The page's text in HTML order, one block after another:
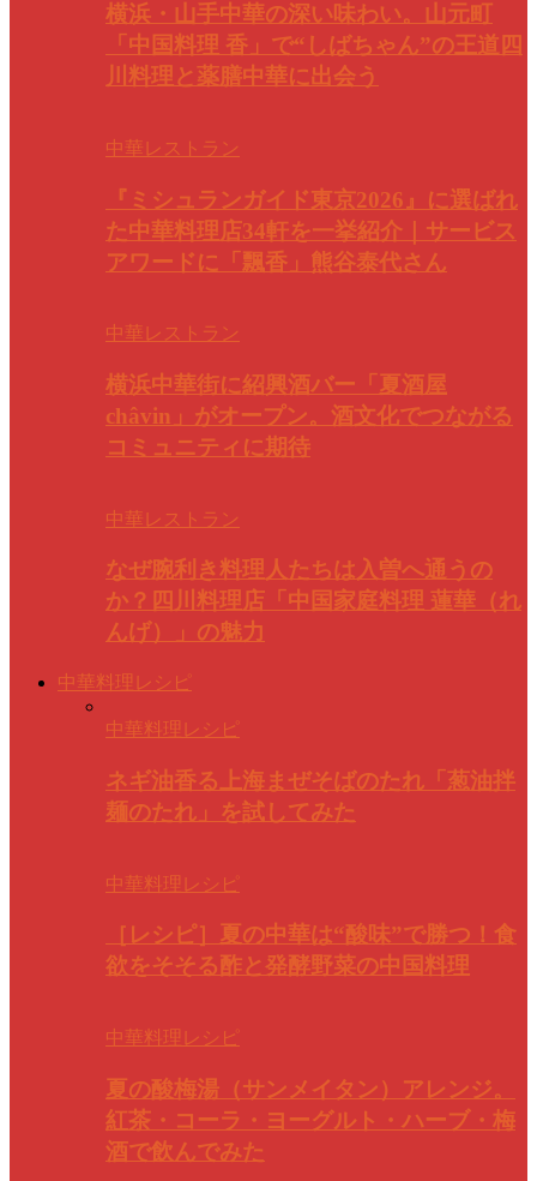
横浜・山手中華の深い味わい。山元町
「中国料理 香」で“しばちゃん”の王道四
川料理と薬膳中華に出会う
中華レストラン
『ミシュランガイド東京2026』に選ばれ
た中華料理店34軒を一挙紹介｜サービス
アワードに「飄香」熊谷泰代さん
中華レストラン
横浜中華街に紹興酒バー「夏酒屋
châvin」がオープン。酒文化でつながる
コミュニティに期待
中華レストラン
なぜ腕利き料理人たちは入曽へ通うの
か？四川料理店「中国家庭料理 蓮華（れ
んげ）」の魅力
中華料理レシピ
中華料理レシピ
ネギ油香る上海まぜそばのたれ「葱油拌
麺のたれ」を試してみた
中華料理レシピ
［レシピ］夏の中華は“酸味”で勝つ！食
欲をそそる酢と発酵野菜の中国料理
中華料理レシピ
夏の酸梅湯（サンメイタン）アレンジ。
紅茶・コーラ・ヨーグルト・ハーブ・梅
酒で飲んでみた